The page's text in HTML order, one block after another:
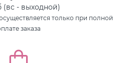
(вс - выходной)
только при полной
заказа